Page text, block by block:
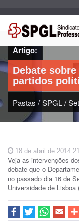
Artigo:
Debate
partidos
Pastas /SPGL/
18 de abril de 2014
Veja as intervenções
debate que o
no passado dia 16 de
Universidade de Lisboa